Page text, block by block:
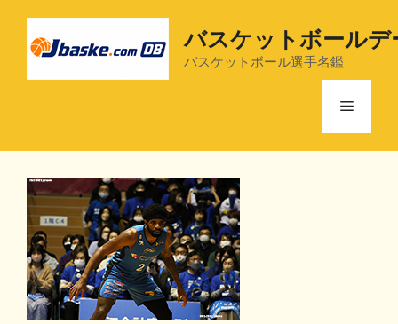
バスケットボールデ
バスケットボール選手名鑑
メ